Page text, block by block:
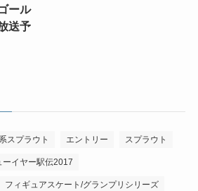
ール
送予
スプラウト エントリー スプラウト
ーイヤー駅伝2017
フィギュアスケート/グランプリシリーズ